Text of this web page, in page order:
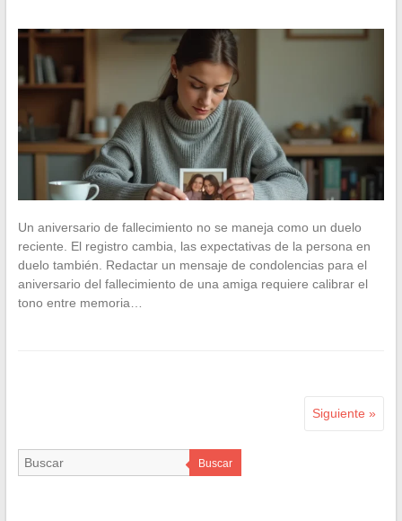
Un aniversario de fallecimiento no se maneja como un duelo
reciente. El registro cambia, las expectativas de la persona en
duelo también. Redactar un mensaje de condolencias para el
aniversario del fallecimiento de una amiga requiere calibrar el
tono entre memoria…
Siguiente »
Buscar